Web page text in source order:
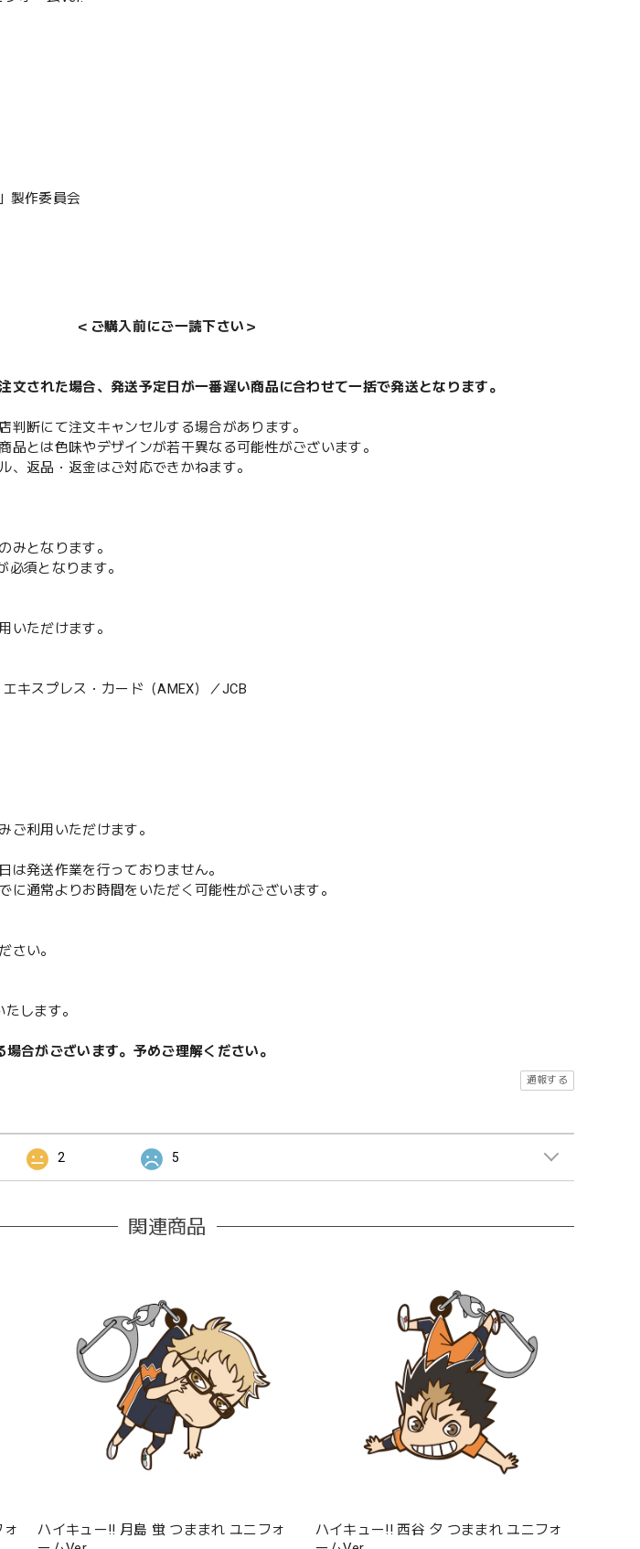
製作委員会
＜ご購入前にご一読下さい＞
文された場合、発送予定日が一番遅い商品に合わせて一括で発送となります。
判断にて注文キャンセルする場合があります。
品とは色味やデザインが若干異なる可能性がございます。
、返品・返金はご対応できかねます。
みとなります。
必須となります。
いただけます。
スプレス・カード（AMEX）／JCB
ご利用いただけます。
発送作業を行っておりません。
通常よりお時間をいただく可能性がございます。
さい。
します。
合がございます。予めご理解ください。
通報する
2 5
関連商品
ハイキュー!! 月島 蛍 つままれ ユニフォ
ハイキュー!! 西谷 夕 つままれ ユニフォ